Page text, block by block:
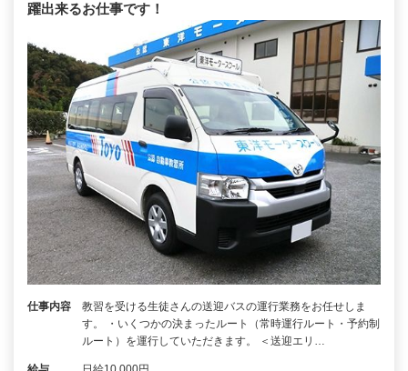
躍出来るお仕事です！
仕事内容
教習を受ける生徒さんの送迎バスの運行業務をお任せしま
す。 ・いくつかの決まったルート（常時運行ルート・予約制
ルート）を運行していただきます。 ＜送迎エリ…